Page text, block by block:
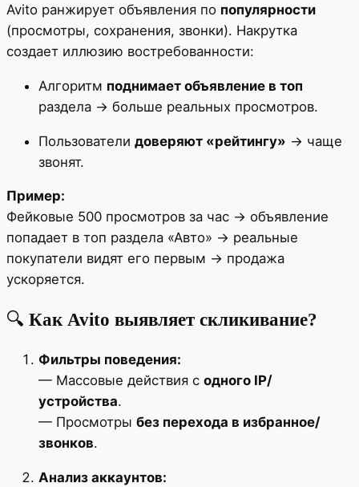
Avito ранжирует объявления по популярности
(просмотры, сохранения, звонки). Накрутка
создает иллюзию востребованности:
Алгоритм поднимает объявление в топ
раздела → больше реальных просмотров.
Пользователи доверяют «рейтингу» → чаще
звонят.
Пример:
Фейковые 500 просмотров за час → объявление
попадает в топ раздела «Авто» → реальные
покупатели видят его первым → продажа
ускоряется.
🔍 Как Avito выявляет скликивание?
Фильтры поведения:
— Массовые действия с одного IP/
устройства.
— Просмотры без перехода в избранное/
звонков.
Анализ аккаунтов: